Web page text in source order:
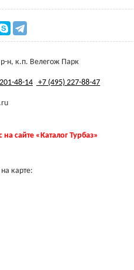
н, к.п. Велегож Парк
48-14 +7 (495) 227-88-47
сайте «Каталог Турбаз»
карте: